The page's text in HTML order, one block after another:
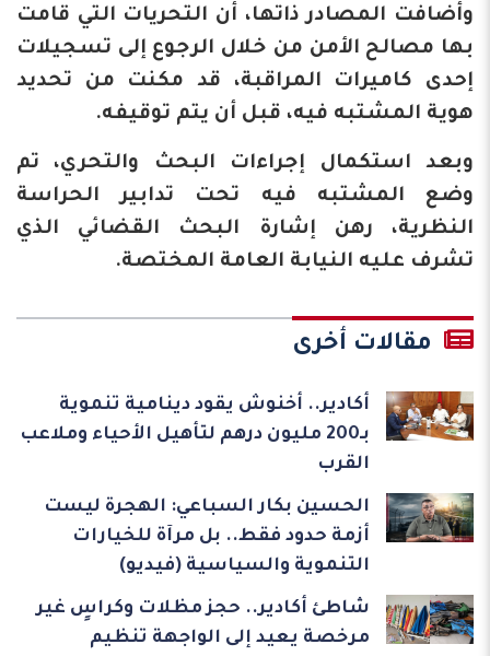
وأضافت المصادر ذاتها، أن التحريات التي قامت
بها مصالح الأمن من خلال الرجوع إلى تسجيلات
إحدى كاميرات المراقبة، قد مكنت من تحديد
هوية المشتبه فيه، قبل أن يتم توقيفه.
وبعد استكمال إجراءات البحث والتحري، تم
وضع المشتبه فيه تحت تدابير الحراسة
النظرية، رهن إشارة البحث القضائي الذي
تشرف عليه النيابة العامة المختصة.
مقالات أخرى
أكادير.. أخنوش يقود دينامية تنموية
بـ200 مليون درهم لتأهيل الأحياء وملاعب
القرب
الحسين بكار السباعي: الهجرة ليست
أزمة حدود فقط.. بل مرآة للخيارات
التنموية والسياسية (فيديو)
شاطئ أكادير.. حجز مظلات وكراسٍ غير
مرخصة يعيد إلى الواجهة تنظيم